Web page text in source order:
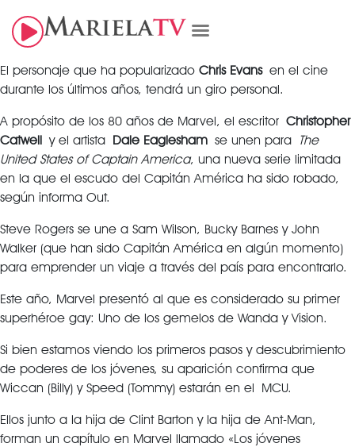
El personaje que ha popularizado Chris Evansen el cine
durante los últimos años, tendrá un giro personal.
A propósito de los 80 años de Marvel, el escritor Christopher
Catwell y el artista Dale Eaglesham se unen para The
United States of Captain America, una nueva serie limitada
en la que el escudo del Capitán América ha sido robado,
según informa Out.
Steve Rogers se une a Sam Wilson, Bucky Barnes y John
Walker (que han sido Capitán América en algún momento)
para emprender un viaje a través del país para encontrarlo.
Este año, Marvel presentó al que es considerado su primer
superhéroe gay: Uno de los gemelos de Wanda y Vision.
Si bien estamos viendo los primeros pasos y descubrimiento
de poderes de los jóvenes, su aparición confirma que
Wiccan (Billy) y Speed ​​(Tommy) estarán en el MCU.
Ellos junto a la hija de Clint Barton y la hija de Ant-Man,
forman un capítulo en Marvel llamado «Los jóvenes